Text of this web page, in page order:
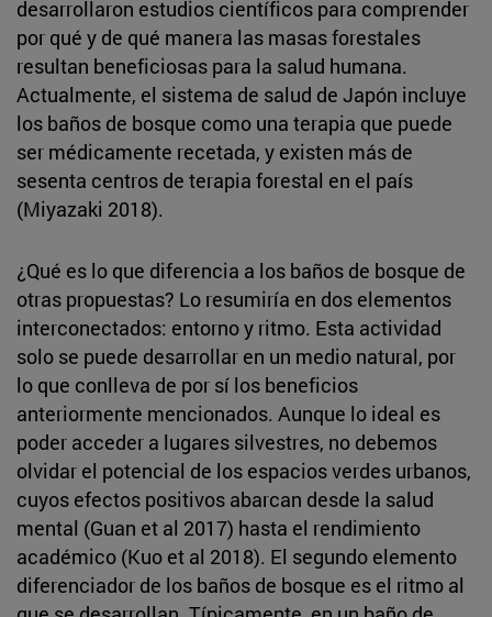
desarrollaron estudios científicos para comprender
por qué y de qué manera las masas forestales
resultan beneficiosas para la salud humana.
Actualmente, el sistema de salud de Japón incluye
los baños de bosque como una terapia que puede
ser médicamente recetada, y existen más de
sesenta centros de terapia forestal en el país
(Miyazaki 2018).
¿Qué es lo que diferencia a los baños de bosque de
otras propuestas? Lo resumiría en dos elementos
interconectados: entorno y ritmo. Esta actividad
solo se puede desarrollar en un medio natural, por
lo que conlleva de por sí los beneficios
anteriormente mencionados. Aunque lo ideal es
poder acceder a lugares silvestres, no debemos
olvidar el potencial de los espacios verdes urbanos,
cuyos efectos positivos abarcan desde la salud
mental (Guan et al 2017) hasta el rendimiento
académico (Kuo et al 2018). El segundo elemento
diferenciador de los baños de bosque es el ritmo al